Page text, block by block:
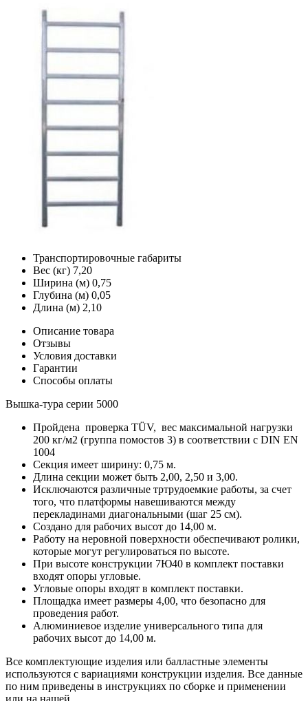
Транспортировочные габариты
Вес (кг) 7,20
Ширина (м) 0,75
Глубина (м) 0,05
Длина (м) 2,10
Описание товара
Отзывы
Условия доставки
Гарантии
Способы оплаты
Вышка-тура серии 5000
Пройдена проверка TÜV, вес максимальной нагрузки
200 кг/м2 (группа помостов 3) в соответствии с DIN EN
1004
Секция имеет ширину: 0,75 м.
Длина секции может быть 2,00, 2,50 и 3,00.
Исключаются различные тртрудоемкие работы, за счет
того, что платформы навешиваются между
перекладинами диагональными (шаг 25 см).
Создано для рабочих высот до 14,00 м.
Работу на неровной поверхности обеспечивают ролики,
которые могут регулироваться по высоте.
При высоте конструкции 7Ю40 в комплект поставки
входят опоры угловые.
Угловые опоры входят в комплект поставки.
Площадка имеет размеры 4,00, что безопасно для
проведения работ.
Алюминиевое изделие универсального типа для
рабочих высот до 14,00 м.
Все комплектующие изделия или балластные элементы
используются с вариациями конструкции изделия. Все данные
по ним приведены в инструкциях по сборке и применении